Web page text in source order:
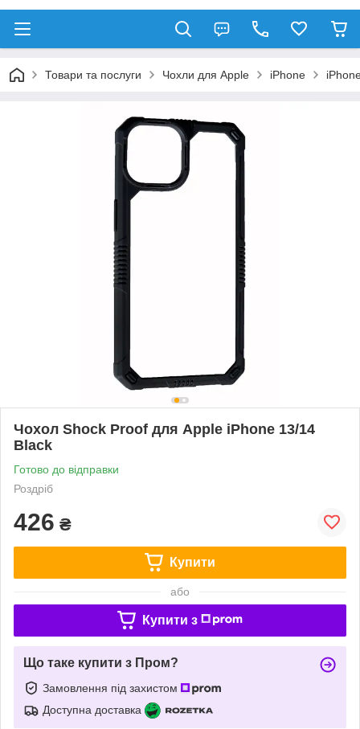
Товари та послуги Чохли для Apple iPhone
Чохол Shock Proof для Apple iPhone 13/14
Black
Готово до відправки
Роздріб
426 ₴
Купити
або
Купити з
Що таке купити з Пром?
Замовлення під захистом
Доступна доставка